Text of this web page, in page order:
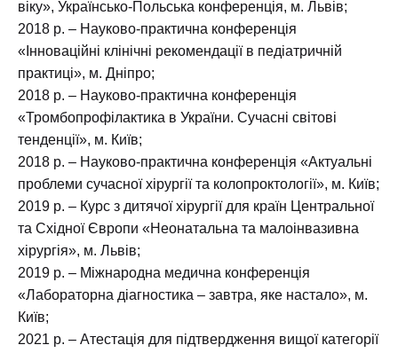
віку», Українсько-Польська конференція, м. Львів;
2018 р. – Науково-практична конференція
«Інноваційні клінічні рекомендації в педіатричній
практиці», м. Дніпро;
2018 р. – Науково-практична конференція
«Тромбопрофілактика в України. Сучасні світові
тенденції», м. Київ;
2018 р. – Науково-практична конференція «Актуальні
проблеми сучасної хірургії та колопроктології», м. Київ;
2019 р. – Курс з дитячої хірургії для країн Центральної
та Східної Європи «Неонатальна та малоінвазивна
хірургія», м. Львів;
2019 р. – Міжнародна медична конференція
«Лабораторна діагностика – завтра, яке настало», м.
Київ;
2021 р. – Атестація для підтвердження вищої категорії